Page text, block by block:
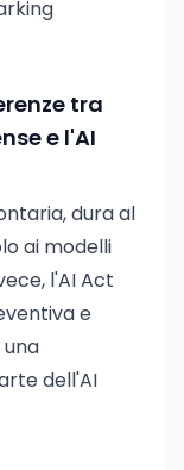
tra
e l'AI
dura al
ai modelli
l'AI Act
e
dell'AI